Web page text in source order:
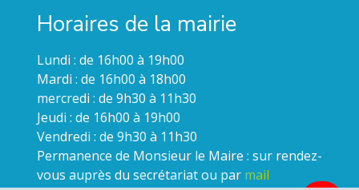
Horaires de la mairie
Lundi : de 16h00 à 19h00
Mardi : de 16h00 à 18h00
mercredi : de 9h30 à 11h30
Jeudi : de 16h00 à 19h00
Vendredi : de 9h30 à 11h30
Permanence de Monsieur le Maire : sur rendez-
vous auprès du secrétariat ou par mail